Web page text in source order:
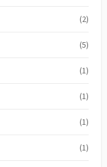
(2)
(5)
(1)
(1)
(1)
(1)